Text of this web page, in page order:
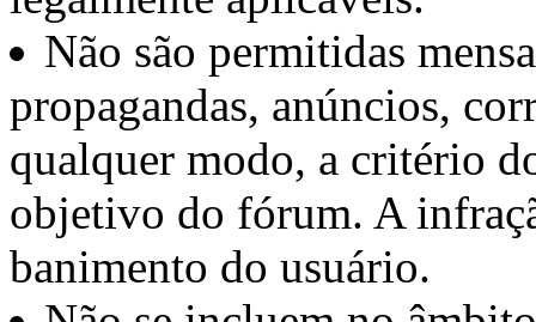
Não são permitidas
propagandas, anúncios,
qualquer modo, a critério
objetivo do fórum. A
banimento do usuário.